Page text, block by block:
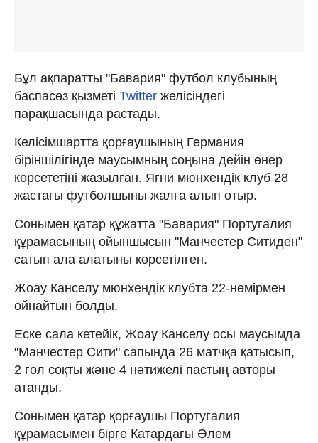
Бұл ақпаратты "Бавария" футбол клубының
баспасөз қызметі Twitter желісіндегі
парақшасында растады.
Келісімшартта қорғаушының Германия
біріншілігінде маусымның соңына дейін өнер
көрсететіні жазылған. Яғни мюнхендік клуб 28
жастағы футболшыны жалға алып отыр.
Сонымен қатар құжатта "Бавария" Португалия
құрамасының ойыншысын "Манчестер Ситиден"
сатып ала алатыны көрсетілген.
Жоау Канселу мюнхендік клубта 22-нөмірмен
ойнайтын болды.
Еске сала кетейік, Жоау Канселу осы маусымда
"Манчестер Сити" сапында 26 матчқа қатысып,
2 гол соқты және 4 нәтижелі пастың авторы
атанды.
Сонымен қатар қорғаушы Португалия
құрамасымен бірге Катардағы Әлем